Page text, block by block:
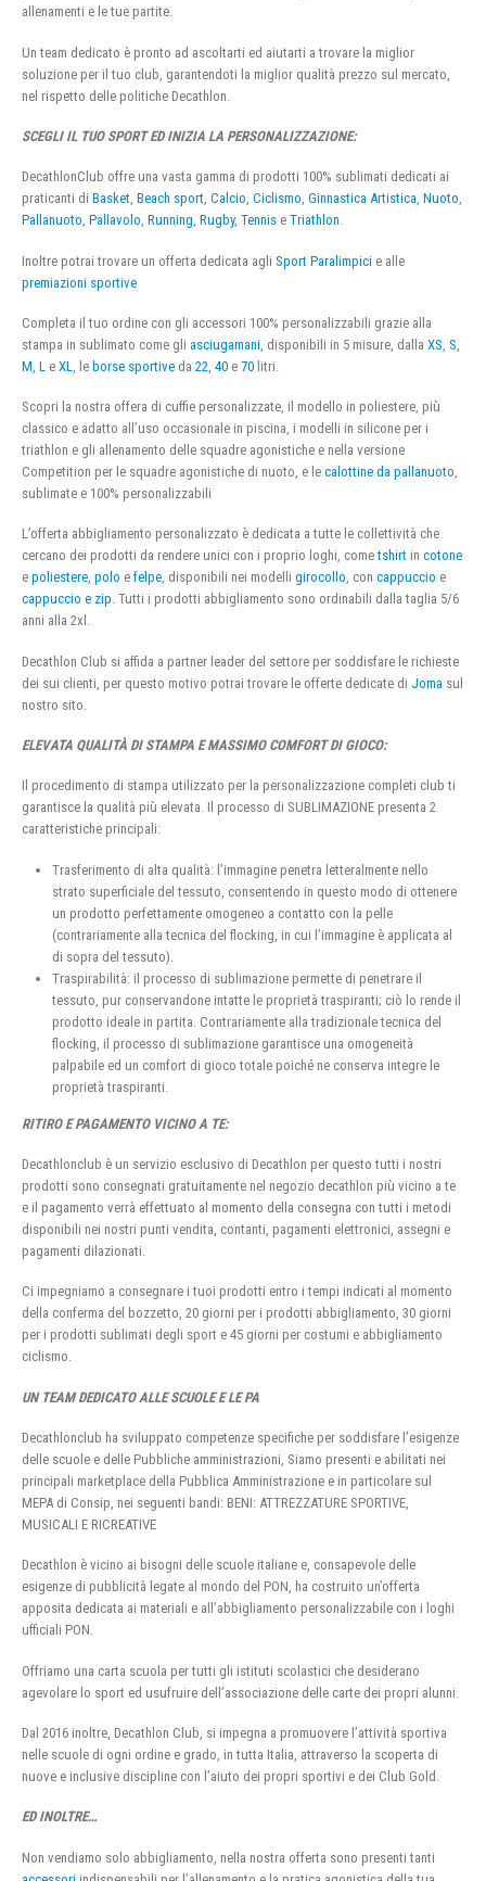
allenamenti e le tue partite.
Un team dedicato è pronto ad ascoltarti ed aiutarti a trovare la miglior
soluzione per il tuo club, garantendoti la miglior qualità prezzo sul mercato,
nel rispetto delle politiche Decathlon.
SCEGLI IL TUO SPORT ED INIZIA LA PERSONALIZZAZIONE:
DecathlonClub offre una vasta gamma di prodotti 100% sublimati dedicati ai
praticanti di Basket, Beach sport, Calcio, Ciclismo, Ginnastica Artistica, Nuoto,
Pallanuoto, Pallavolo, Running, Rugby, Tennis e Triathlon.
Inoltre potrai trovare un offerta dedicata agli Sport Paralimpici e alle
premiazioni sportive
Completa il tuo ordine con gli accessori 100% personalizzabili grazie alla
stampa in sublimato come gli asciugamani , disponibili in 5 misure, dalla XS S
M L e XL , le borse sportive da 22 40 e 70 litri.
Scopri la nostra offera di cuffie personalizzate, il modello in poliestere, più
classico e adatto all’uso occasionale in piscina, i modelli in silicone per i
triathlon e gli allenamento delle squadre agonistiche e nella versione
Competition per le squadre agonistiche di nuoto, e le calottine da pallanuoto,
sublimate e 100% personalizzabili
L’offerta abbigliamento personalizzato è dedicata a tutte le collettività che
cercano dei prodotti da rendere unici con i proprio loghi, cometshirt in cotone
e poliestere, polo e felpe, disponibili nei modelli girocollo, con cappuccio e
cappuccio e zip. Tutti i prodotti abbigliamento sono ordinabili dalla taglia 5/6
anni alla 2xl.
Decathlon Club si affida a partner leader del settore per soddisfare le richieste
dei sui clienti, per questo motivo potrai trovare le offerte dedicate di Joma sul
nostro sito.
ELEVATA QUALITÀ DI STAMPA E MASSIMO COMFORT DI GIOCO:
Il procedimento di stampa utilizzato per la personalizzazione completi club ti
garantisce la qualità più elevata. Il processo di SUBLIMAZIONE presenta 2
caratteristiche principali:
Trasferimento di alta qualità: l’immagine penetra letteralmente nello
strato superficiale del tessuto, consentendo in questo modo di ottenere
un prodotto perfettamente omogeneo a contatto con la pelle
(contrariamente alla tecnica del flocking, in cui l’immagine è applicata al
di sopra del tessuto).
Traspirabilità: il processo di sublimazione permette di penetrare il
tessuto, pur conservandone intatte le proprietà traspiranti; ciò lo rende il
prodotto ideale in partita. Contrariamente alla tradizionale tecnica del
flocking, il processo di sublimazione garantisce una omogeneità
palpabile ed un comfort di gioco totale poiché ne conserva integre le
proprietà traspiranti.
RITIRO E PAGAMENTO VICINO A TE:
Decathlonclub è un servizio esclusivo di Decathlon per questo tutti i nostri
prodotti sono consegnati gratuitamente nel negozio decathlon più vicino a te
e il pagamento verrà effettuato al momento della consegna con tutti i metodi
disponibili nei nostri punti vendita, contanti, pagamenti elettronici, assegni e
pagamenti dilazionati.
Ci impegniamo a consegnare i tuoi prodotti entro i tempi indicati al momento
della conferma del bozzetto, 20 giorni per i prodotti abbigliamento, 30 giorni
per i prodotti sublimati degli sport e 45 giorni per costumi e abbigliamento
ciclismo.
UN TEAM DEDICATO ALLE SCUOLE E LE PA
Decathlonclub ha sviluppato competenze specifiche per soddisfare l’esigenze
delle scuole e delle Pubbliche amministrazioni, Siamo presenti e abilitati nei
principali marketplace della Pubblica Amministrazione e in particolare sul
MEPA di Consip, nei seguenti bandi: BENI: ATTREZZATURE SPORTIVE,
MUSICALI E RICREATIVE
Decathlon è vicino ai bisogni delle scuole italiane e, consapevole delle
esigenze di pubblicità legate al mondo del PON, ha costruito un’offerta
apposita dedicata ai materiali e all’abbigliamento personalizzabile con i loghi
ufficiali PON.
Offriamo una carta scuola per tutti gli istituti scolastici che desiderano
agevolare lo sport ed usufruire dell’associazione delle carte dei propri alunni.
Dal 2016 inoltre, Decathlon Club, si impegna a promuovere l’attività sportiva
nelle scuole di ogni ordine e grado, in tutta Italia, attraverso la scoperta di
nuove e inclusive discipline con l’aiuto dei propri sportivi e dei Club Gold.
ED INOLTRE…
Non vendiamo solo abbigliamento, nella nostra offerta sono presenti tanti